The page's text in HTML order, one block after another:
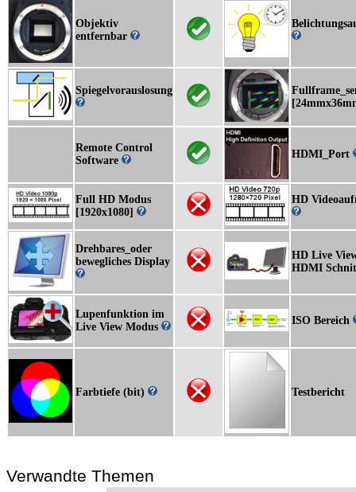
Objektiv
entfernbar
Spiegelvorauslosung
Remote Control
Software
HDMI_Port
Full HD Modus
[1920x1080]
HD
Drehbares_oder
bewegliches Display
HD Live
HDMI
Lupenfunktion im
Live View Modus
ISO Bereich
Farbtiefe (bit) Testbericht
Verwandte Themen